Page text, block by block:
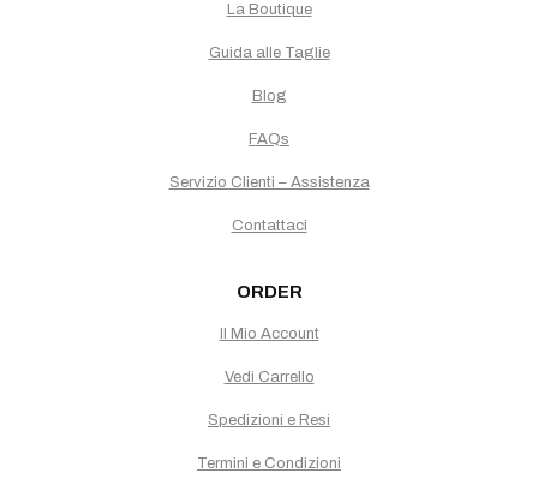
La Boutique
Guida alle Taglie
Blog
FAQs
Servizio Clienti – Assistenza
Contattaci
ORDER
Il Mio Account
Vedi Carrello
Spedizioni e Resi
Termini e Condizioni